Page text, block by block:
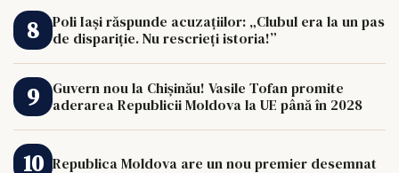
Poli Iași răspunde acuzațiilor: „Clubul era la un pas
de dispariție. Nu rescrieți istoria!”
Guvern nou la Chișinău! Vasile Tofan promite
aderarea Republicii Moldova la UE până în 2028
Republica Moldova are un nou premier desemnat